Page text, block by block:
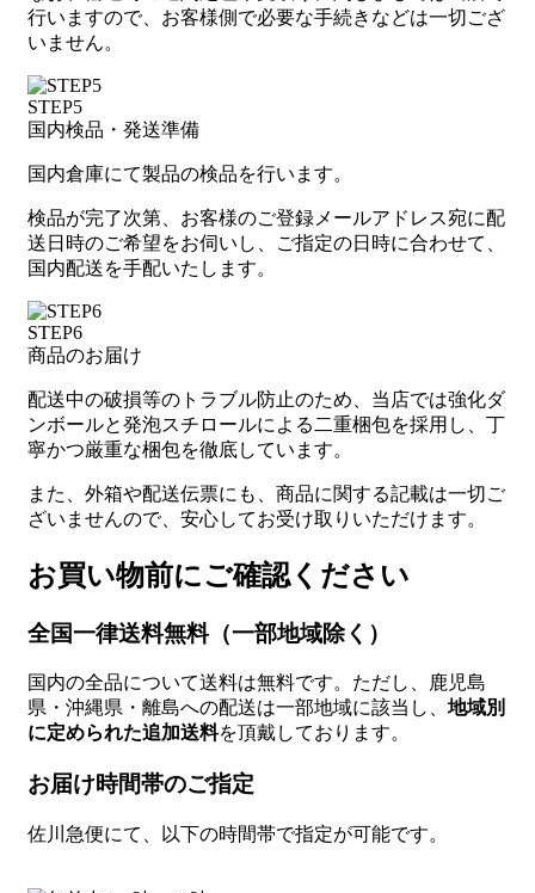
行いますので、お客様側で必要な手続きなどは一切ござ
いません。
STEP5
国内検品・発送準備
国内倉庫にて製品の検品を行います。
検品が完了次第、お客様のご登録メールアドレス宛に配
送日時のご希望をお伺いし、ご指定の日時に合わせて、
国内配送を手配いたします。
STEP6
商品のお届け
配送中の破損等のトラブル防止のため、当店では強化ダ
ンボールと発泡スチロールによる二重梱包を採用し、丁
寧かつ厳重な梱包を徹底しています。
また、外箱や配送伝票にも、商品に関する記載は一切ご
ざいませんので、安心してお受け取りいただけます。
お買い物前にご確認ください
全国一律送料無料（一部地域除く）
国内の全品について送料は無料です。ただし、鹿児島
県・沖縄県・離島への配送は一部地域に該当し、 地域別
に定められた追加送料を頂戴しております。
お届け時間帯のご指定
佐川急便にて、以下の時間帯で指定が可能です。